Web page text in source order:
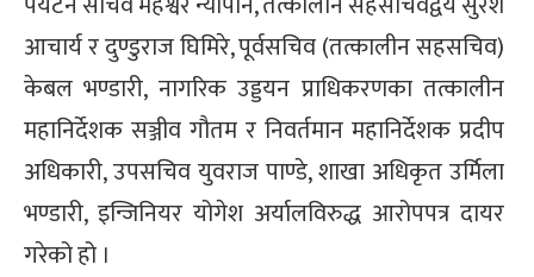
आचार्य र दुण्डुराज घिमिरे, पूर्वसचिव (तत्कालीन सहसचिव)
केबल भण्डारी, नागरिक उड्डयन प्राधिकरणका तत्कालीन
महानिर्देशक सञ्जीव गौतम र निवर्तमान महानिर्देशक प्रदीप
अधिकारी, उपसचिव युवराज पाण्डे, शाखा अधिकृत उर्मिला
भण्डारी, इन्जिनियर योगेश अर्यालविरुद्ध आरोपपत्र दायर
गरेको हो ।